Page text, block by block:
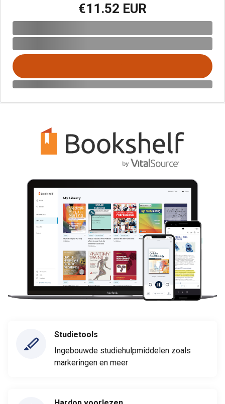
€11.52 EUR
Studietools
Ingebouwde studiehulpmiddelen zoals
markeringen en meer